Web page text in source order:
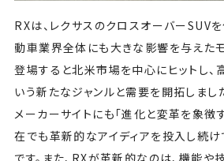
RXは、レクサスのクロスオーバーSUV
動車業界全体にも大きな影響を与えた
登場すると北米市場を中心にヒットし、
いう新たなジャンルと需要を開拓しまし
メーカーサイトにも「進化と変革を象徴
在でも革新的なアイディアを投入し続
です。また、RXが革新的なのは、機能